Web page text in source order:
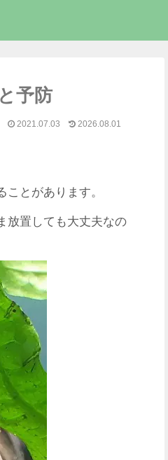
予防
2021.07.03 2026.08.01
とがあります。
放置しても大丈夫なの